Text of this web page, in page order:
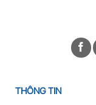
THÔNG TIN